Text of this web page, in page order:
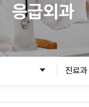
진료안내
진료절차
진료의뢰서
입원준비
응급외과
진료과